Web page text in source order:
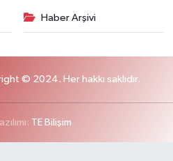
Haber Arşivi
© 2024. Her hakkı saklıdır.
TE Bilişim